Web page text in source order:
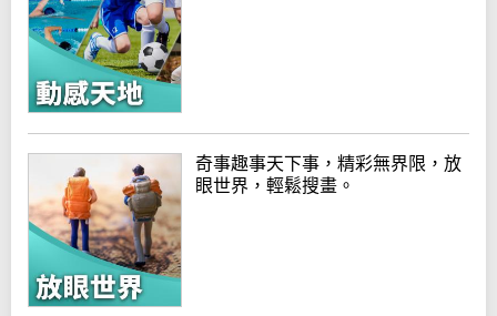
奇事趣事天下事，精彩無界限，放
眼世界，輕鬆搜畫。